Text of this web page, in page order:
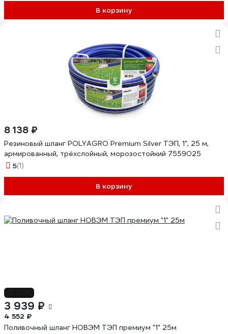
В корзину
8 138 ₽
Резиновый шланг POLYAGRO Premium Silver ТЭП, 1", 25 м,
армированный, трёхслойный, морозостойкий 7559025
5(1)
В корзину
3 939 ₽
4 552 ₽
Поливочный шланг НОВЭМ ТЭП премиум "1" 25м